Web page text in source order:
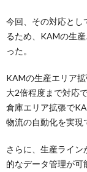
今回、その対応とし
るため、KAMの生
った。
KAMの生産エリア
大2倍程度まで対応
倉庫エリア拡張で
物流の自動化を実現
さらに、生産ライ
的なデータ管理が可